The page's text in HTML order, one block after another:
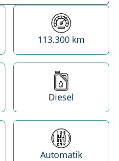
Kilometerstand
113.300 km
Treibstoff
Diesel
Getriebe
Automatik